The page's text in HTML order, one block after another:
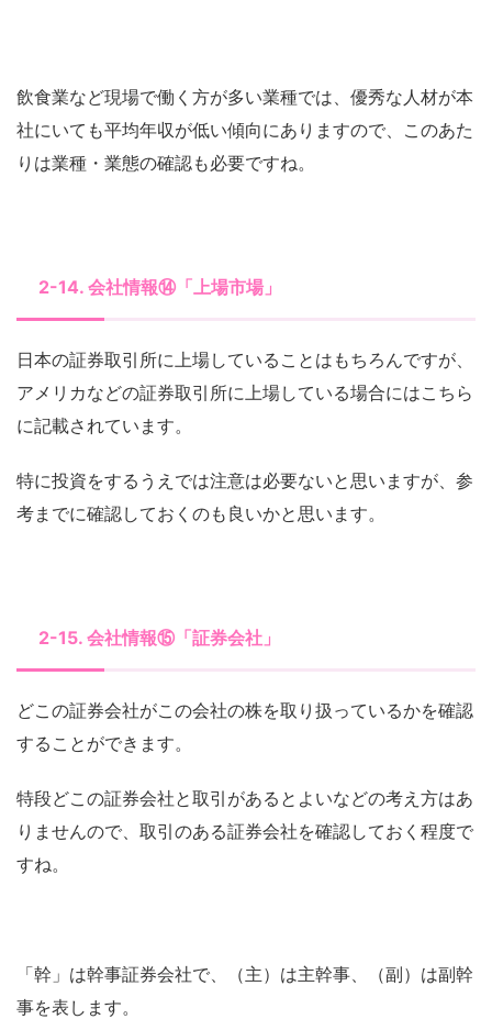
飲食業など現場で働く方が多い業種では、優秀な人材が本
社にいても平均年収が低い傾向にありますので、このあた
りは業種・業態の確認も必要ですね。
2-14. 会社情報⑭「上場市場」
日本の証券取引所に上場していることはもちろんですが、
アメリカなどの証券取引所に上場している場合にはこちら
に記載されています。
特に投資をするうえでは注意は必要ないと思いますが、参
考までに確認しておくのも良いかと思います。
2-15. 会社情報⑮「証券会社」
どこの証券会社がこの会社の株を取り扱っているかを確認
することができます。
特段どこの証券会社と取引があるとよいなどの考え方はあ
りませんので、取引のある証券会社を確認しておく程度で
すね。
「幹」は幹事証券会社で、（主）は主幹事、（副）は副幹
事を表します。